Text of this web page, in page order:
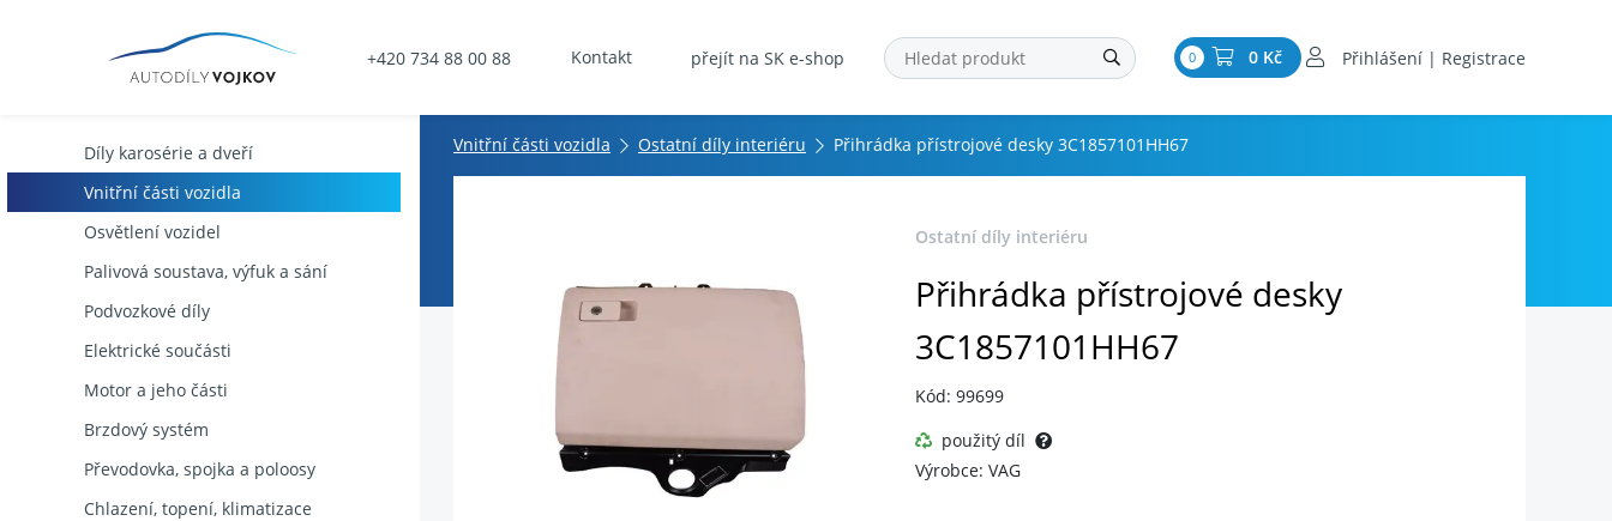
+420 734 88 00 88 Kontakt přejít na SK e-shop 0 0 Kč Přihlášení | Registrace
Díly karosérie a dveří
Vnitřní části vozidla
Osvětlení vozidel
Palivová soustava, výfuk a sání
Podvozkové díly
Elektrické součásti
Motor a jeho části
Brzdový systém
Převodovka, spojka a poloosy
Chlazení, topení, klimatizace
Vnitřní části vozidla Ostatní díly interiéru Přihrádka přístrojové desky 3C1857101HH67
Ostatní díly interiéru
Přihrádka přístrojové desky
3C1857101HH67
Kód: 99699
použitý díl
Výrobce: VAG